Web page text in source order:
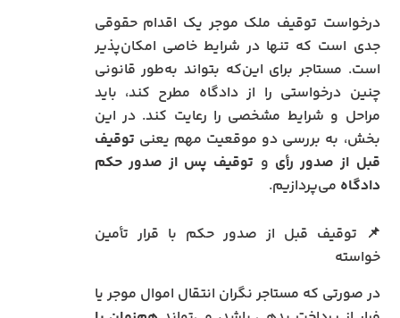
درخواست توقیف ملک موجر یک اقدام حقوقی
جدی است که تنها در شرایط خاصی امکان‌پذیر
است. مستاجر برای این‌که بتواند به‌طور قانونی
چنین درخواستی را از دادگاه مطرح کند، باید
مراحل و شرایط مشخصی را رعایت کند. در این
بخش، به بررسی دو موقعیت مهم یعنی توقیف
قبل از صدور رأی و توقیف پس از صدور حکم
دادگاه می‌پردازیم.
📌 توقیف قبل از صدور حکم با قرار تأمین
خواسته
در صورتی که مستاجر نگران انتقال اموال موجر یا